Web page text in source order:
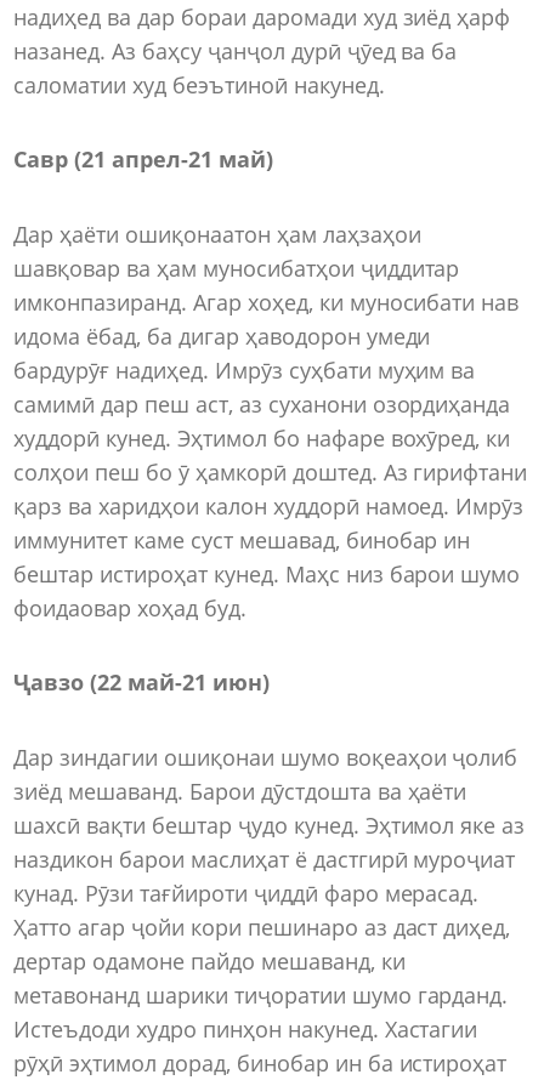
надиҳед ва дар бораи даромади худ зиёд ҳарф
назанед. Аз баҳсу ҷанҷол дурӣ ҷӯед ва ба
саломатии худ беэътиноӣ накунед.
Савр (21 апрел-21 май)
Дар ҳаёти ошиқонаатон ҳам лаҳзаҳои
шавқовар ва ҳам муносибатҳои ҷиддитар
имконпазиранд. Агар хоҳед, ки муносибати нав
идома ёбад, ба дигар ҳаводорон умеди
бардурӯғ надиҳед. Имрӯз суҳбати муҳим ва
самимӣ дар пеш аст, аз суханони озордиҳанда
худдорӣ кунед. Эҳтимол бо нафаре вохӯред, ки
солҳои пеш бо ӯ ҳамкорӣ доштед. Аз гирифтани
қарз ва харидҳои калон худдорӣ намоед. Имрӯз
иммунитет каме суст мешавад, бинобар ин
бештар истироҳат кунед. Маҳc низ барои шумо
фоидаовар хоҳад буд.
Ҷавзо (22 май-21 июн)
Дар зиндагии ошиқонаи шумо воқеаҳои ҷолиб
зиёд мешаванд. Барои дӯстдошта ва ҳаёти
шахсӣ вақти бештар ҷудо кунед. Эҳтимол яке аз
наздикон барои маслиҳат ё дастгирӣ муроҷиат
кунад. Рӯзи тағйироти ҷиддӣ фаро мерасад.
Ҳатто агар ҷойи кори пешинаро аз даст диҳед,
дертар одамоне пайдо мешаванд, ки
метавонанд шарики тиҷоратии шумо гарданд.
Истеъдоди худро пинҳон накунед. Хастагии
рӯҳӣ эҳтимол дорад, бинобар ин ба истироҳат